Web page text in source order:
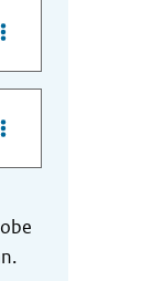
Opties van bestand
Opties van bestand